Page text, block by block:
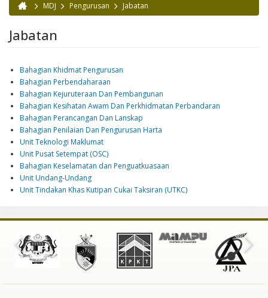
Anda di sini
MDJ Pengurusan Jabatan
Jabatan
Bahagian Khidmat Pengurusan
Bahagian Perbendaharaan
Bahagian Kejuruteraan Dan Pembangunan
Bahagian Kesihatan Awam Dan Perkhidmatan Perbandaran
Bahagian Perancangan Dan Lanskap
Bahagian Penilaian Dan Pengurusan Harta
Unit Teknologi Maklumat
Unit Pusat Setempat (OSC)
Bahagian Keselamatan dan Penguatkuasaan
Unit Undang-Undang
Unit Tindakan Khas Kutipan Cukai Taksiran (UTKC)